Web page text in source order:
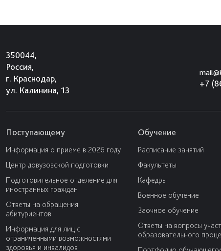
350044,
Россия,
г. Краснодар,
ул. Калинина, 13
+7
Поступающему
Информация о приеме в 2026 году
Центр довузовской подготовки
Подготовительное отделение для
иностранных граждан
Ответы на обращения
абитуриентов
Информация для лиц с
ограниченными возможностями
здоровья и инвалидов
Обучение
Расписание занятий
Факультеты
Кафедры
Военное обучение
Заочное обучение
Ответы на вопросы
образовательного